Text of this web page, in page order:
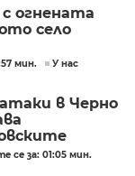
огнената
село
мин. У нас
в Черно
се за: 01:05 мин.